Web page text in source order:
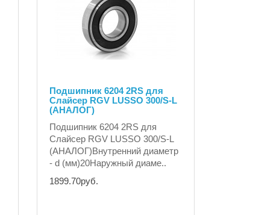
Подшипник 6204 2RS для
Слайсер RGV LUSSO 300/S-L
(АНАЛОГ)
Подшипник 6204 2RS для
Слайсер RGV LUSSO 300/S-L
(АНАЛОГ)Внутренний диаметр
- d (мм)20Наружный диаме..
1899.70руб.